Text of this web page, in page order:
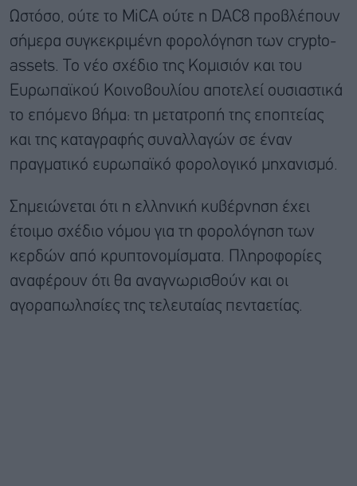
Ωστόσο, ούτε το MiCA ούτε η DAC8 προβλέπουν
σήμερα συγκεκριμένη φορολόγηση των crypto-
assets. Το νέο σχέδιο της Κομισιόν και του
Ευρωπαϊκού Κοινοβουλίου αποτελεί ουσιαστικά
το επόμενο βήμα: τη μετατροπή της εποπτείας
και της καταγραφής συναλλαγών σε έναν
πραγματικό ευρωπαϊκό φορολογικό μηχανισμό.
Σημειώνεται ότι η ελληνική κυβέρνηση έχει
έτοιμο σχέδιο νόμου για τη φορολόγηση των
κερδών από κρυπτονομίσματα. Πληροφορίες
αναφέρουν ότι θα αναγνωρισθούν και οι
αγοραπωλησίες της τελευταίας πενταετίας.